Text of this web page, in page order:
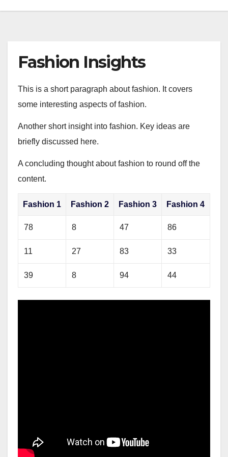
Fashion Insights
This is a short paragraph about fashion. It covers
some interesting aspects of fashion.
Another short insight into fashion. Key ideas are
briefly discussed here.
A concluding thought about fashion to round off the
content.
Fashion 1 Fashion 2 Fashion 3 Fashion 4
78 8 47 86
11 27 83 33
39 8 94 44